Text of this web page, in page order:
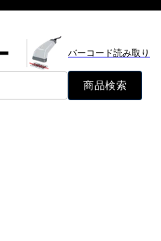
バーコード読み取り
商品検索